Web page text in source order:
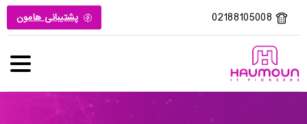
02188105008 پشتیبانی هامون